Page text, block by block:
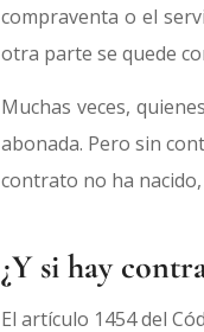
compraventa o el
otra parte se quede
Muchas veces,
abonada. Pero sin
contrato no ha
¿Y si hay
El artículo 1454 del